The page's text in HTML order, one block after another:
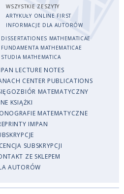
WSZYSTKIE ZESZYTY
ARTYKUŁY ONLINE FIRST
INFORMACJE DLA AUTORÓW
DISSERTATIONES MATHEMATICAE
FUNDAMENTA MATHEMATICAE
STUDIA MATHEMATICA
LECTURE NOTES
CENTER PUBLICATIONS
MATEMATYCZNY
KSIĄŻKI
MATEMATYCZNE
IMPAN
SUBSKRYPCJI
ZE SKLEPEM
AUTORÓW